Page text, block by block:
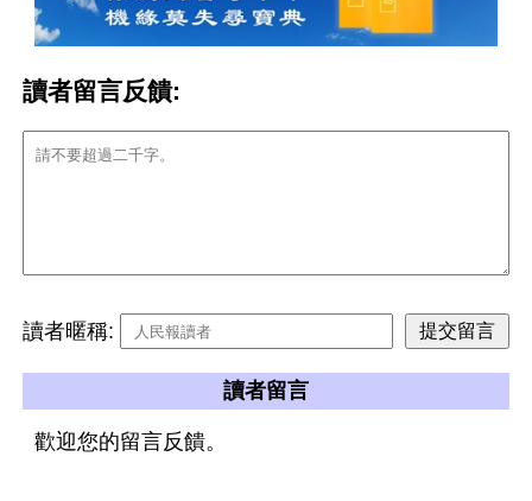
讀者留言反饋:
讀者暱稱:
讀者留言
歡迎您的留言反饋。